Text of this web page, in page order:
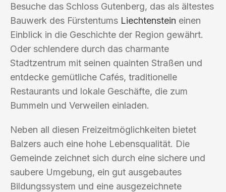
Besuche das Schloss Gutenberg, das als ältestes
Bauwerk des Fürstentums Liechtenstein einen
Einblick in die Geschichte der Region gewährt.
Oder schlendere durch das charmante
Stadtzentrum mit seinen quainten Straßen und
entdecke gemütliche Cafés, traditionelle
Restaurants und lokale Geschäfte, die zum
Bummeln und Verweilen einladen.
Neben all diesen Freizeitmöglichkeiten bietet
Balzers auch eine hohe Lebensqualität. Die
Gemeinde zeichnet sich durch eine sichere und
saubere Umgebung, ein gut ausgebautes
Bildungssystem und eine ausgezeichnete